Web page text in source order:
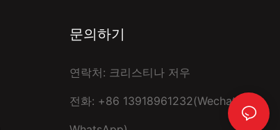
문의하기
연락처: 크리스티나 저우
전화: +86 13918961232(Wechat,